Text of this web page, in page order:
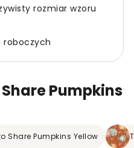
Pumpkins
Share Pumpkins Yellow
rozmiar wzoru
roboczych